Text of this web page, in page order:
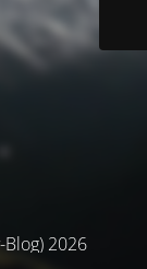
2026